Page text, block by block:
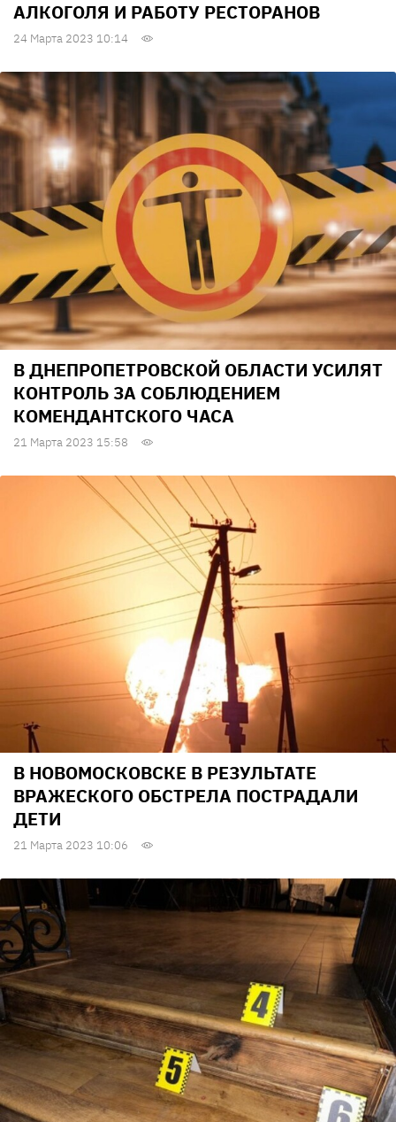
АЛКОГОЛЯ И РАБОТУ РЕСТОРАНОВ
24 Марта 2023 10:14
В ДНЕПРОПЕТРОВСКОЙ ОБЛАСТИ УСИЛЯТ
КОНТРОЛЬ ЗА СОБЛЮДЕНИЕМ
КОМЕНДАНТСКОГО ЧАСА
21 Марта 2023 15:58
В НОВОМОСКОВСКЕ В РЕЗУЛЬТАТЕ
ВРАЖЕСКОГО ОБСТРЕЛА ПОСТРАДАЛИ
ДЕТИ
21 Марта 2023 10:06